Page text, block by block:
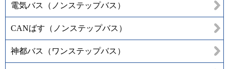
電気バス（ノンステップバス）
CANばす（ノンステップバス）
神都バス（ワンステップバス）